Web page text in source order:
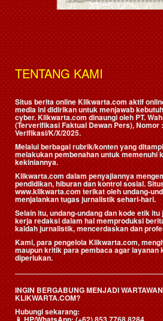
TENTANG KAMI
Situs berita online Klikwarta.com aktif
media ini didirikan untuk menjawab
cyber. Klikwarta.com dinaungi oleh PT.
(Terverifikasi Faktual Dewan Pers), Nomor
Verifikasi/K/X/2025.
Melalui berbagai rubrik/konten yang
melakukan pembenahan untuk memenuhi
kekiniannya.
Klikwarta.com dalam penyajiannya
pendidikan, hiburan dan kontrol sosial.
www.klikwarta.com terikat oleh undang-
menjalankan tugas jurnalistik sehari-hari.
Selain itu, undang-undang dan kode etik
kerja redaksi dalam hal memproduksi
kaidah jurnalistik, mencerdaskan dan
Kami, para pengelola Klikwarta.com,
maupun kritik para pembaca agar layanan
diperlukan.
INGIN BERGABUNG MENJADI
KLIKWARTA.COM?
Hubungi sekarang: